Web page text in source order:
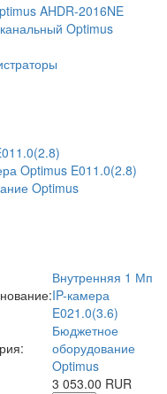
Optimus
Optimus E011.0(2.8)
Optimus
Внутренняя 1 Мп
IP-камера
E021.0(3.6)
Бюджетное
оборудование
Optimus
3 053.00 RUR